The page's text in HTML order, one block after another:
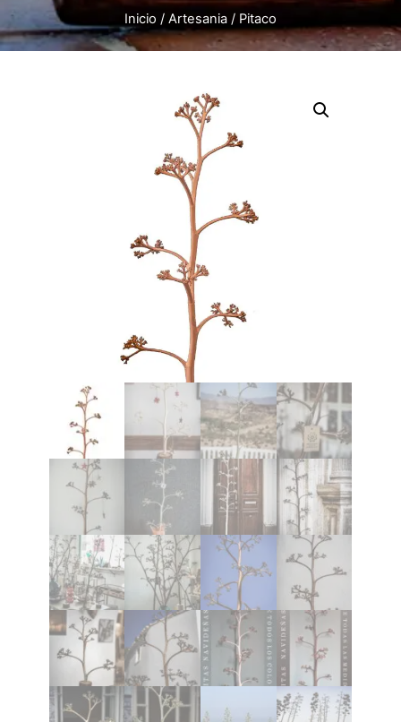
Inicio / Artesania / Pitaco